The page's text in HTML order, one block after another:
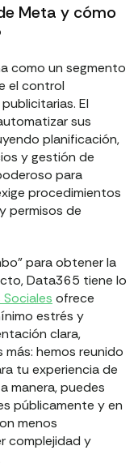
Meta y cómo
como un segmento
el control
El
sus
planificación,
y gestión de
para
procedimientos
permisos de
para obtener la
Data365 tiene lo
Sociales ofrece
estrés y
clara,
hemos reunido
tu experiencia de
manera, puedes
públicamente y en
menos
complejidad y